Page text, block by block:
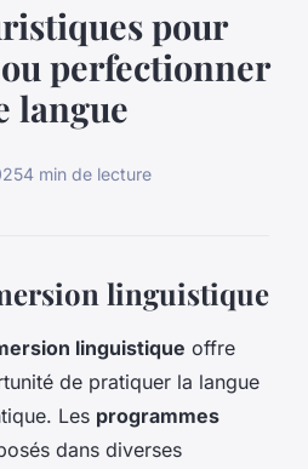
pour
perfectionner
langue
4 min de lecture
linguistique
linguistique offre
de pratiquer la langue
Les programmes
dans diverses